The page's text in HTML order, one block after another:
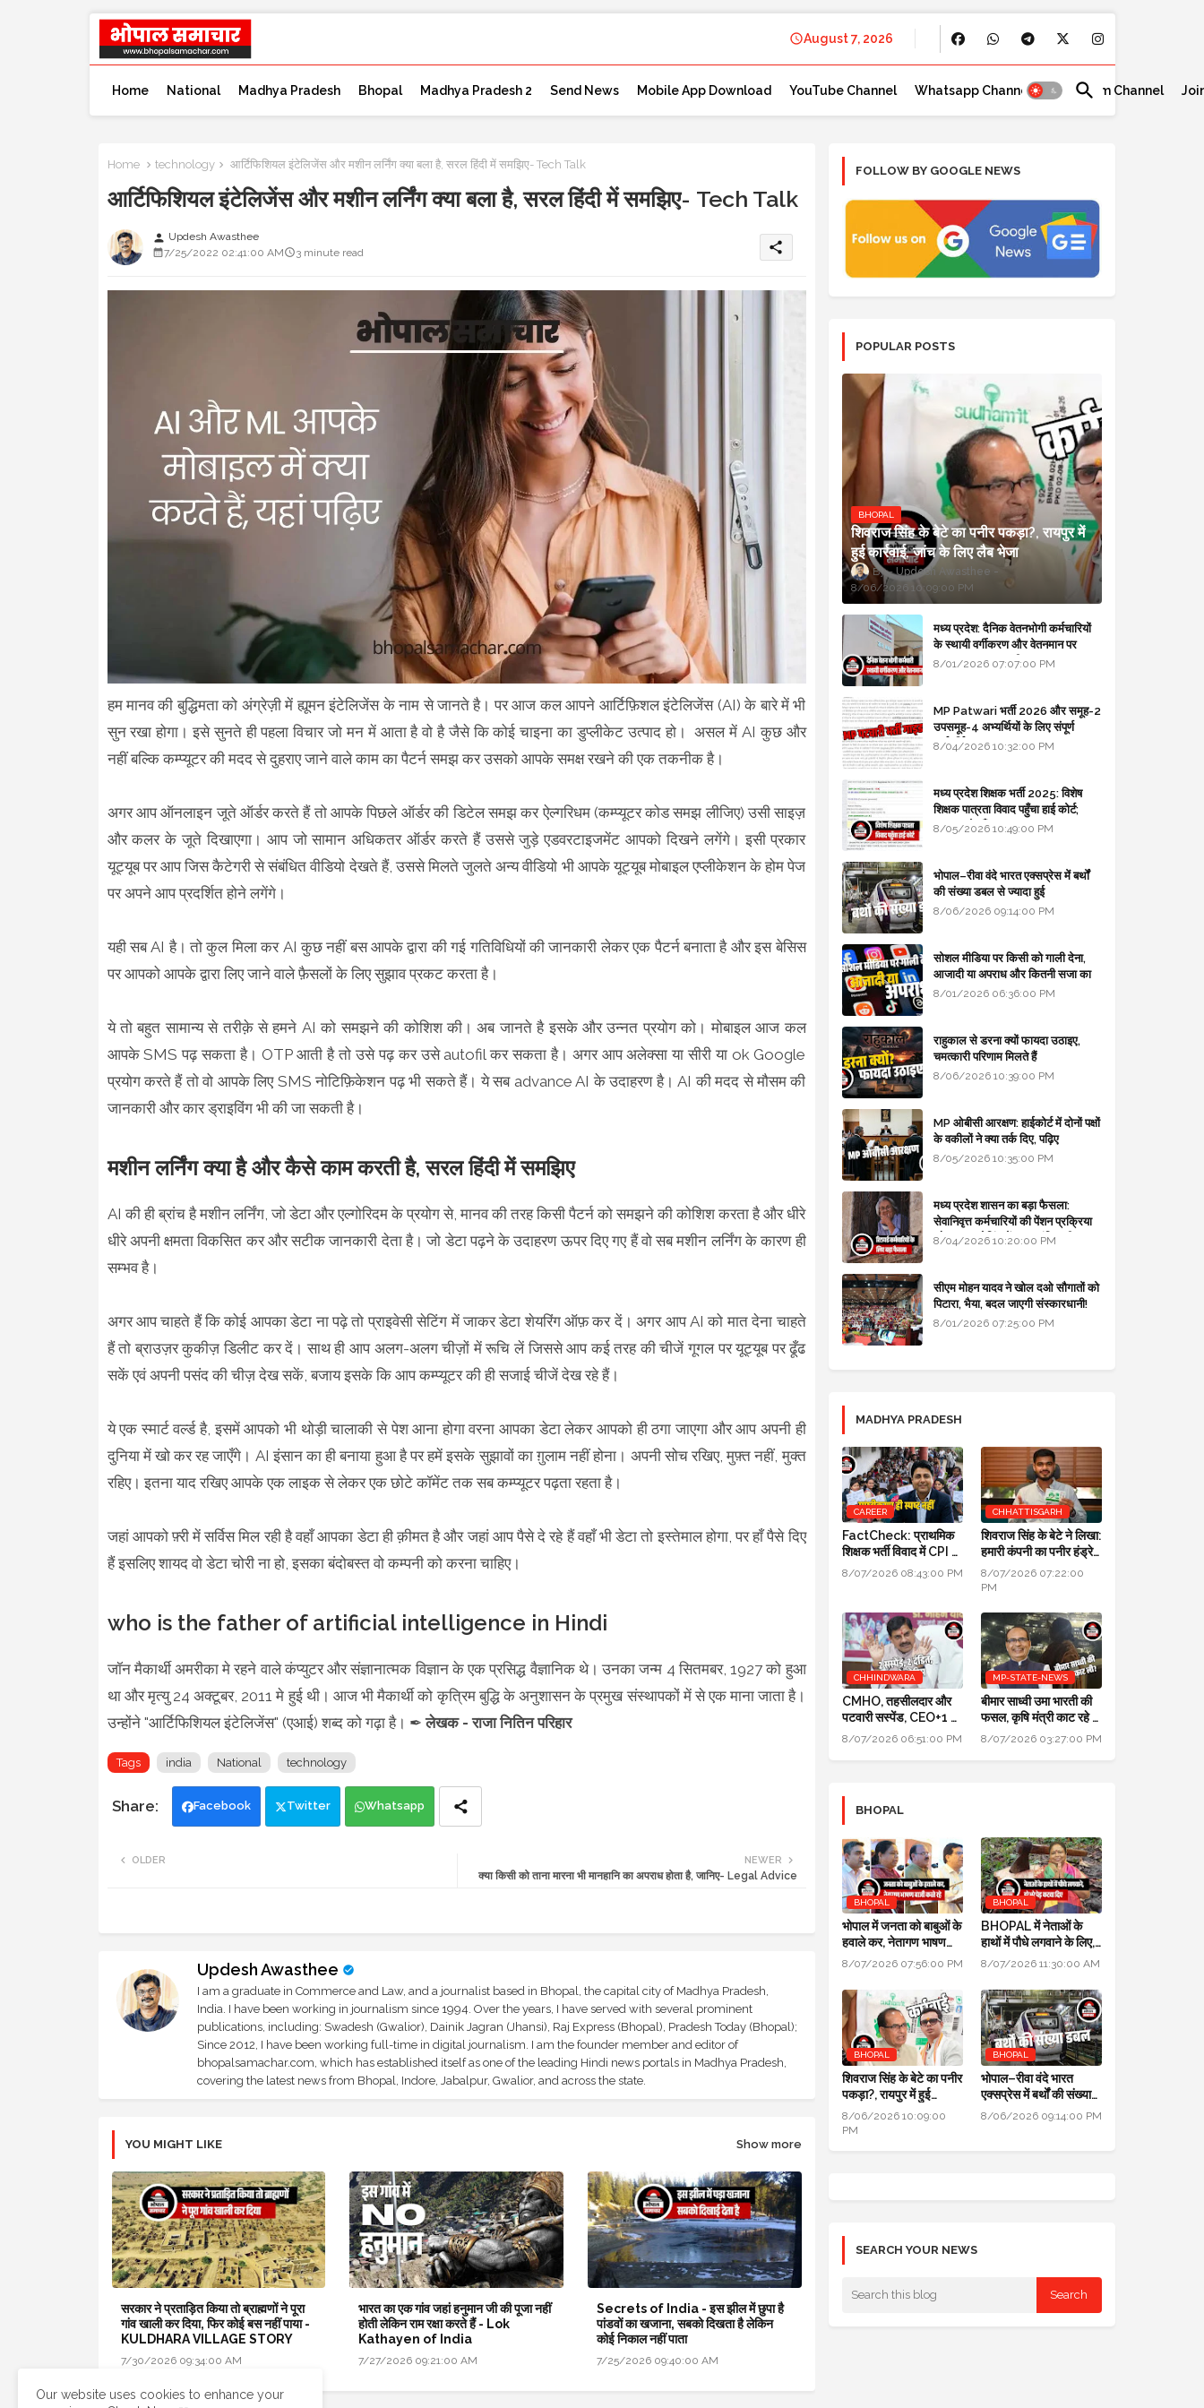
August 7, 2026
Home National Madhya Pradesh Bhopal Madhya Pradesh 2 Send News Mobile App Download YouTube Channel Whatsapp Channel Telegram Channel
Home technology आर्टिफिशियल इंटेलिजेंस और मशीन लर्निंग क्या बला है, सरल हिंदी में समझिए- Tech Talk
आर्टिफिशियल इंटेलिजेंस और मशीन लर्निंग क्या बला है, सरल हिंदी में समझिए- Tech Talk
person Updesh Awasthee
7/25/2022 02:41:00 AM
3 minute read share
हम मानव की बुद्धिमता को अंग्रेज़ी में ह्यूमन इंटेलिजेंस के नाम से जानते है। पर आज कल आपने आर्टिफ़िशल इंटेलिजेंस (AI) के बारे में भी
सुन रखा होगा। इसे सुनते ही पहला विचार जो मन में आता है वो है जैसे कि कोई चाइना का डुप्लीकेट उत्पाद हो। असल में AI कुछ और
नहीं बल्कि कम्प्यूटर की मदद से दुहराए जाने वाले काम का पैटर्न समझ कर उसको आपके समक्ष रखने की एक तकनीक है।
अगर आप ऑनलाइन जूते ऑर्डर करते हैं तो आपके पिछले ऑर्डर की डिटेल समझ कर ऐल्गरिधम (कम्प्यूटर कोड समझ लीजिए) उसी साइज़
और कलर के जूते दिखाएगा। आप जो सामान अधिकतर ऑर्डर करते हैं उससे जुड़े एडवरटाइजमेंट आपको दिखने लगेंगे। इसी प्रकार
यूट्यूब पर आप जिस कैटेगरी से संबंधित वीडियो देखते हैं, उससे मिलते जुलते अन्य वीडियो भी आपके यूट्यूब मोबाइल एप्लीकेशन के होम पेज
पर अपने आप प्रदर्शित होने लगेंगे।
यही सब AI है। तो कुल मिला कर AI कुछ नहीं बस आपके द्वारा की गई गतिविधियों की जानकारी लेकर एक पैटर्न बनाता है और इस बेसिस
पर आपको आपके द्वारा लिए जाने वाले फ़ैसलों के लिए सुझाव प्रकट करता है।
ये तो बहुत सामान्य से तरीक़े से हमने AI को समझने की कोशिश की। अब जानते है इसके और उन्नत प्रयोग को। मोबाइल आज कल
आपके SMS पढ़ सकता है। OTP आती है तो उसे पढ़ कर उसे autofil कर सकता है। अगर आप अलेक्सा या सीरी या ok Google
प्रयोग करते हैं तो वो आपके लिए SMS नोटिफ़िकेशन पढ़ भी सकते हैं। ये सब advance AI के उदाहरण है। AI की मदद से मौसम की
जानकारी और कार ड्राइविंग भी की जा सकती है।
मशीन लर्निंग क्या है और कैसे काम करती है, सरल हिंदी में समझिए
AI की ही ब्रांच है मशीन लर्निंग, जो डेटा और एल्गोरिदम के प्रयोग से, मानव की तरह किसी पैटर्न को समझने की कोशिश करता है और धीरे
धीरे अपनी क्षमता विकसित कर और सटीक जानकारी देता है। जो डेटा पढ़ने के उदाहरण ऊपर दिए गए हैं वो सब मशीन लर्निंग के कारण ही
सम्भव है।
अगर आप चाहते हैं कि कोई आपका डेटा ना पढ़े तो प्राइवेसी सेटिंग में जाकर डेटा शेयरिंग ऑफ़ कर दें। अगर आप AI को मात देना चाहते
हैं तो ब्राउज़र कुकीज़ डिलीट कर दें। साथ ही आप अलग-अलग चीज़ों में रूचि लें जिससे आप कई तरह की चीजें गूगल पर यूट्यूब पर ढूँढ
सकें एवं अपनी पसंद की चीज़ देख सकें, बजाय इसके कि आप कम्प्यूटर की ही सजाई चीजें देख रहे हैं।
ये एक स्मार्ट वर्ल्ड है, इसमें आपको भी थोड़ी चालाकी से पेश आना होगा वरना आपका डेटा लेकर आपको ही ठगा जाएगा और आप अपनी ही
दुनिया में खो कर रह जाएँगे। AI इंसान का ही बनाया हुआ है पर हमें इसके सुझावों का ग़ुलाम नहीं होना। अपनी सोच रखिए, मुफ़्त नहीं, मुक्त
रहिए। इतना याद रखिए आपके एक लाइक से लेकर एक छोटे कॉमेंट तक सब कम्प्यूटर पढ़ता रहता है।
जहां आपको फ़्री में सर्विस मिल रही है वहाँ आपका डेटा ही क़ीमत है और जहां आप पैसे दे रहे हैं वहाँ भी डेटा तो इस्तेमाल होगा, पर हाँ पैसे दिए
हैं इसलिए शायद वो डेटा चोरी ना हो, इसका बंदोबस्त वो कम्पनी को करना चाहिए।
who is the father of artificial intelligence in Hindi
जॉन मैकार्थी अमरीका मे रहने वाले कंप्युटर और संज्ञानात्मक विज्ञान के एक प्रसिद्ध वैज्ञानिक थे। उनका जन्म 4 सितमबर, 1927 को हुआ
था और मृत्यु 24 अक्टूबर, 2011 मे हुई थी। आज भी मैकार्थी को कृत्रिम बुद्धि के अनुशासन के प्रमुख संस्थापकों में से एक माना जाता है।
उन्होंने "आर्टिफिशियल इंटेलिजेंस" (एआई) शब्द को गढ़ा है। ✒लेखक - राजा नितिन परिहार
Tags india National technology
Facebook Twitter Whatsapp
NEWER
क्या किसी को ताना मारना भी मानहानि का अपराध होता है, जानिए- Legal Advice
OLDER
Updesh Awasthee
I am a graduate in Commerce and Law, and a journalist based in Bhopal, the capital city of Madhya Pradesh,
India. I have been working in journalism since 1994. Over the years, I have served with several prominent
publications, including: Swadesh (Gwalior), Dainik Jagran (Jhansi), Raj Express (Bhopal), Pradesh Today (Bhopal);
Since 2012, I have been working full-time in digital journalism. I am the founder member and editor of
bhopalsamachar.com, which has established itself as one of the leading Hindi news portals in Madhya Pradesh,
covering the latest news from Bhopal, Indore, Jabalpur, Gwalior, and across the state.
YOU MIGHT LIKE Show more
सरकार ने प्रताड़ित किया तो ब्राह्मणों ने पूरा
गांव खाली कर दिया, फिर कोई बस नहीं पाया -
KULDHARA VILLAGE STORY
7/30/2026 09:34:00 AM
भारत का एक गांव जहां हनुमान जी की पूजा नहीं
होती लेकिन राम रक्षा करते हैं - Lok
Kathayen of India
7/27/2026 09:21:00 AM
Secrets of India - इस झील में छुपा है
पांडवों का खजाना, सबको दिखता है लेकिन
कोई निकाल नहीं पाता
7/25/2026 09:40:00 AM
FOLLOW BY GOOGLE NEWS
POPULAR POSTS
BHOPAL
शिवराज सिंह के बेटे का पनीर पकड़ा?, रायपुर में
हुई कार्रवाई, जांच के लिए लैब भेजा
Updesh Awasthee
8/06/2026 10:09:00 PM
मध्य प्रदेश: दैनिक वेतनभोगी कर्मचारियों
के स्थायी वर्गीकरण और वेतनमान पर
सरकार का बड़ा स्पष्टीकरण
8/01/2026 07:07:00 PM
MP Patwari भर्ती 2026 और समूह-2
उपसमूह-4 अभ्यर्थियों के लिए संपूर्ण
मार्गदर्शिका
8/04/2026 10:32:00 PM
मध्य प्रदेश शिक्षक भर्ती 2025: विशेष
शिक्षक पात्रता विवाद पहुँचा हाई कोर्ट;
सरकार से माँगा जवाब
8/05/2026 10:49:00 PM
भोपाल–रीवा वंदे भारत एक्सप्रेस में बर्थों
की संख्या डबल से ज्यादा हुई
8/06/2026 09:14:00 PM
सोशल मीडिया पर किसी को गाली देना,
आजादी या अपराध और कितनी सजा का
प्रावधान - free legal advice
8/01/2026 06:36:00 PM
राहुकाल से डरना क्यों फायदा उठाइए,
चमत्कारी परिणाम मिलते हैं
8/06/2026 10:39:00 PM
MP ओबीसी आरक्षण: हाईकोर्ट में दोनों पक्षों
के वकीलों ने क्या तर्क दिए, पढ़िए
8/05/2026 10:35:00 PM
मध्य प्रदेश शासन का बड़ा फैसला:
सेवानिवृत्त कर्मचारियों की पेंशन प्रक्रिया
और बजट कोडिंग में हुए क्रांतिकारी
8/04/2026 10:20:00 PM
सीएम मोहन यादव ने खोल दओ सौगातों को
पिटारा, भैया, बदल जाएगी संस्कारधानी!
8/01/2026 07:25:00 PM
MADHYA PRADESH
CAREER
FactCheck: प्राथमिक
शिक्षक भर्ती विवाद में CPI का
स्पष्टीकरण ही स्पष्ट नहीं
8/07/2026 08:43:00 PM
CHHATTISGARH
शिवराज सिंह के बेटे ने लिखा:
हमारी कंपनी का पनीर हंड्रेड
परसेंट प्योर है, लैब रिपोर्ट आ
गई है
8/07/2026 07:22:00
PM
CHHINDWARA
CMHO, तहसीलदार और
पटवारी सस्पेंड, CEO+1 का
सैलरी इंक्रीमेंट स्टॉप,
8/07/2026 06:51:00 PM
MP-STATE-NEWS
बीमार साध्वी उमा भारती की
फसल, कृषि मंत्री काट रहे हैं:
पॉलिटिक्स गजब है @ दतिया
8/07/2026 03:27:00 PM
BHOPAL
BHOPAL
भोपाल में जनता को बाबुओं के
हवाले कर, नेतागण भाषण
बाजी करते रहे: मुख्यमंत्री
8/07/2026 07:56:00 PM
BHOPAL
BHOPAL में नेताओं के
हाथों में पौधे लगवाने के लिए,
700 हरे भरे पेड़ कटवा दिए
8/07/2026 11:30:00 AM
BHOPAL
शिवराज सिंह के बेटे का पनीर
पकड़ा?, रायपुर में हुई
कार्रवाई, जांच के लिए लैब
भेजा
8/06/2026 10:09:00
PM
BHOPAL
भोपाल–रीवा वंदे भारत
एक्सप्रेस में बर्थों की संख्या
डबल से ज्यादा हुई
8/06/2026 09:14:00 PM
SEARCH YOUR NEWS
Our website uses cookies to enhance your